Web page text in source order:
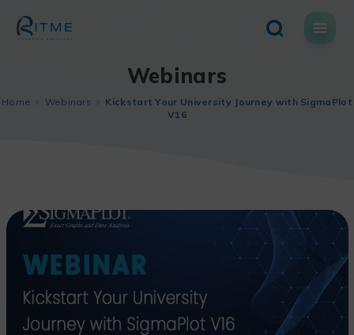
content
Webinars
Home Webinars
Kickstart Your University Journey with SigmaPlot
V16